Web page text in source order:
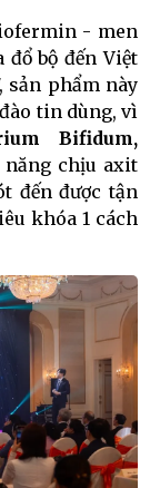
- men
đổ bộ đến Việt
sản phẩm này
tin dùng, vì
Bifidum,
năng chịu axit
đến được tận
khóa 1 cách